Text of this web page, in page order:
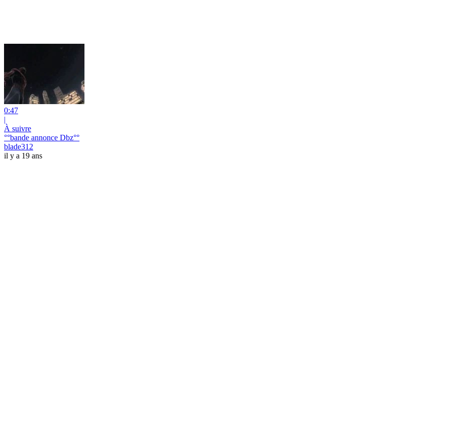
0:47
|
À suivre
°°bande annonce Dbz°°
blade312
il y a 19 ans